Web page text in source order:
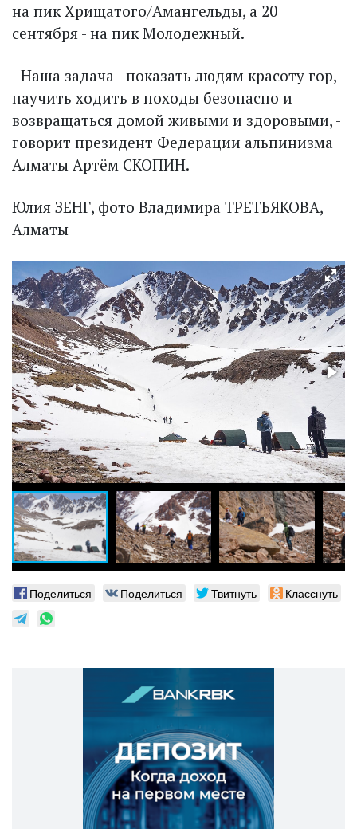
на пик Хрищатого/Амангельды, а 20
сентября - на пик Молодежный.
- Наша задача - показать людям красоту гор,
научить ходить в походы безопасно и
возвращаться домой живыми и здоровыми, -
говорит президент Федерации альпинизма
Алматы Артём СКОПИН.
Юлия ЗЕНГ, фото Владимира ТРЕТЬЯКОВА,
Алматы
Поделиться Поделиться Твитнуть Класснуть